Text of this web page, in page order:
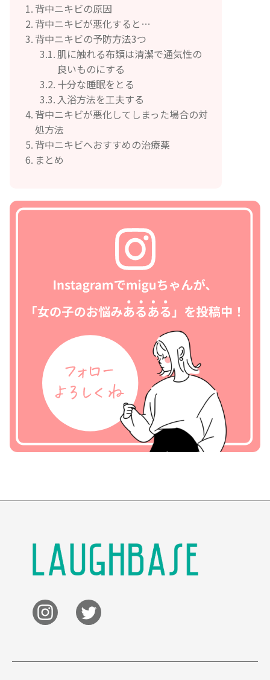
背中ニキビの原因
背中ニキビが悪化すると…
背中ニキビの予防方法3つ
肌に触れる布類は清潔で通気性の
良いものにする
十分な睡眠をとる
入浴方法を工夫する
背中ニキビが悪化してしまった場合の対
処方法
背中ニキビへおすすめの治療薬
まとめ